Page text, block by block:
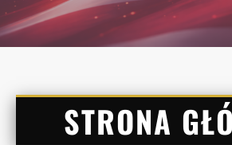
STRONA